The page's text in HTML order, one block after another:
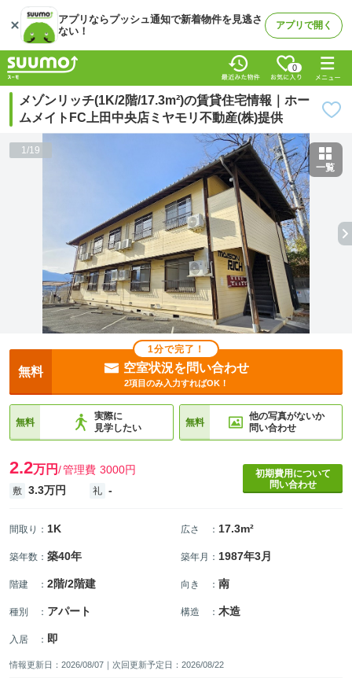
アプリならプッシュ通知で新着物件を見逃さ
ない！
アプリで開く
0
メゾンリッチ(1K/2階/17.3m²)の賃貸住宅情報｜ホー
ムメイトFC上田中央店ミヤモリ不動産(株)提供
1/19
一覧
1分で完了！
無料 空室状況を問い合わせ
2項目のみ入力すればOK！
無料
実際に
見学したい
無料
他の写真がないか
問い合わせ
2.2万円 管理費 3000円
敷 3.3万円 礼 -
初期費用について
問い合わせ
間取り ： 1K 広さ ： 17.3m²
築年数 ： 築40年 築年月 ： 1987年3月
階建 ： 2階/2階建 向き ： 南
種別 ： アパート 構造 ： 木造
入居 ： 即
情報更新日：2026/08/07｜次回更新予定日：2026/08/22